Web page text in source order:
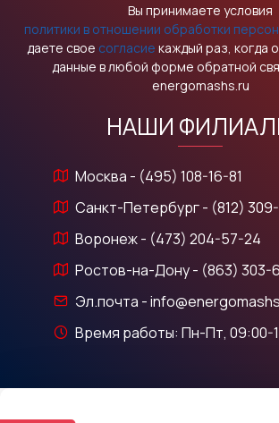
Вы принимаете условия
политики в отношении обработки
даете свое согласие каждый раз, когда
данные в любой форме обратной
energomashs.ru
НАШИ
Москва - (495) 108-16-81
Санкт-Петербург - (812)
Воронеж - (473) 204-57-24
Ростов-на-Дону - (863) 303-
Эл.почта -
Время работы: Пн-Пт, 09:00-